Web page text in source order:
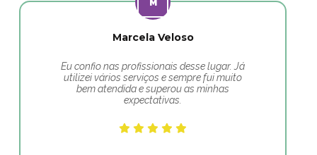
Marcela Veloso
Eu confio nas profissionais desse lugar. Já
utilizei vários serviços e sempre fui muito
bem atendida e superou as minhas
expectativas.